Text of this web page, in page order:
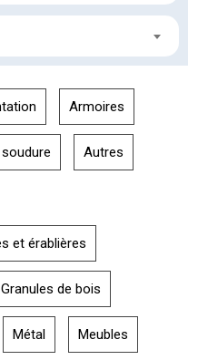
Armoires
Autres
et érablières
Granules de bois
Métal Meubles